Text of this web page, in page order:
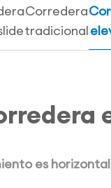
Corredera
tradicional
es